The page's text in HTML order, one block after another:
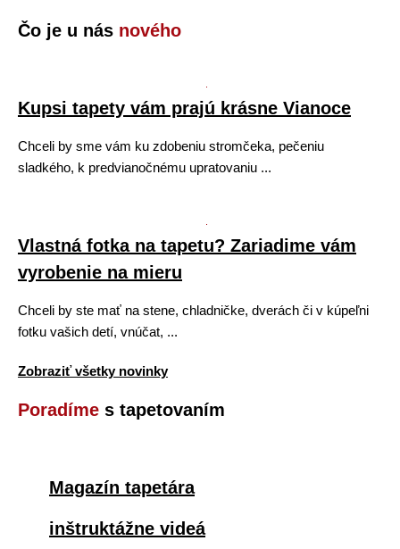
Čo je u nás nového
Kupsi tapety vám prajú krásne Vianoce
Chceli by sme vám ku zdobeniu stromčeka, pečeniu
sladkého, k predvianočnému upratovaniu ...
Vlastná fotka na tapetu? Zariadime vám
vyrobenie na mieru
Chceli by ste mať na stene, chladničke, dverách či v kúpeľni
fotku vašich detí, vnúčat, ...
Zobraziť všetky novinky
Poradíme s tapetovaním
Magazín tapetára
inštruktážne videá